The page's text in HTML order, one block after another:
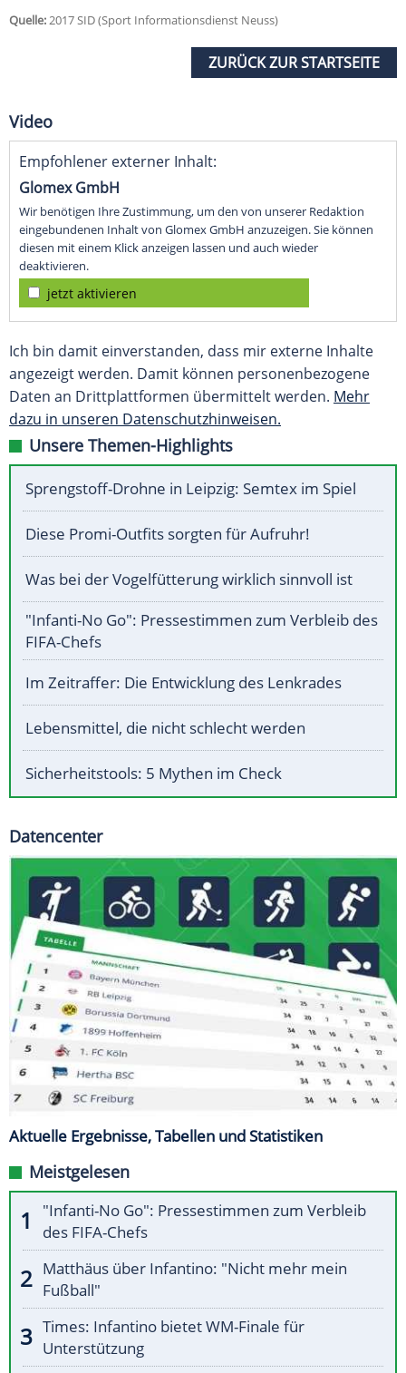
Quelle:2017 SID (Sport Informationsdienst Neuss)
ZURÜCK ZUR STARTSEITE
Video
Empfohlener externer Inhalt:
Glomex GmbH
Wir benötigen Ihre Zustimmung, um den von unserer Redaktion
eingebundenen Inhalt von Glomex GmbH anzuzeigen. Sie können
diesen mit einem Klick anzeigen lassen und auch wieder
deaktivieren.
jetzt aktivieren
Ich bin damit einverstanden, dass mir externe Inhalte
angezeigt werden. Damit können personenbezogene
Daten an Drittplattformen übermittelt werden. Mehr
dazu in unseren Datenschutzhinweisen.
Unsere Themen-Highlights
Sprengstoff-Drohne in Leipzig: Semtex im Spiel
Diese Promi-Outfits sorgten für Aufruhr!
Was bei der Vogelfütterung wirklich sinnvoll ist
"Infanti-No Go": Pressestimmen zum Verbleib des
FIFA-Chefs
Im Zeitraffer: Die Entwicklung des Lenkrades
Lebensmittel, die nicht schlecht werden
Sicherheitstools: 5 Mythen im Check
Datencenter
Aktuelle Ergebnisse, Tabellen und Statistiken
Meistgelesen
"Infanti-No Go": Pressestimmen zum Verbleib
des FIFA-Chefs
Matthäus über Infantino: "Nicht mehr mein
Fußball"
Times: Infantino bietet WM-Finale für
Unterstützung